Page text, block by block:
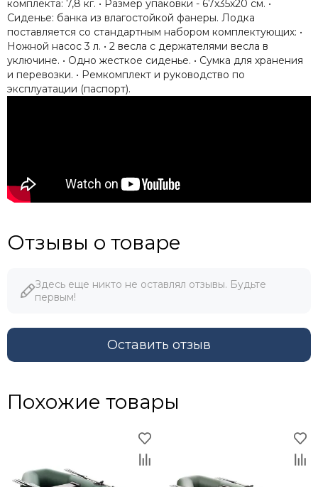
комплекта: 7,8 кг. • Размер упаковки - 67х35х20 см. •
Сиденье: банка из влагостойкой фанеры. Лодка
поставляется со стандартным набором комплектующих: •
Ножной насос 3 л. • 2 весла с держателями весла в
уключине. • Одно жесткое сиденье. • Сумка для хранения
и перевозки. • Ремкомплект и руководство по
эксплуатации (паспорт).
Отзывы о товаре
Здесь еще никто не оставлял отзывы. Будьте
первым!
Оставить отзыв
Похожие товары